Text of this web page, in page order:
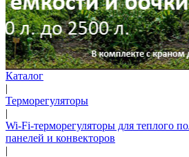
Каталог
|
Терморегуляторы
|
Wi-Fi-терморегуляторы для теплого
панелей и конвекторов
|